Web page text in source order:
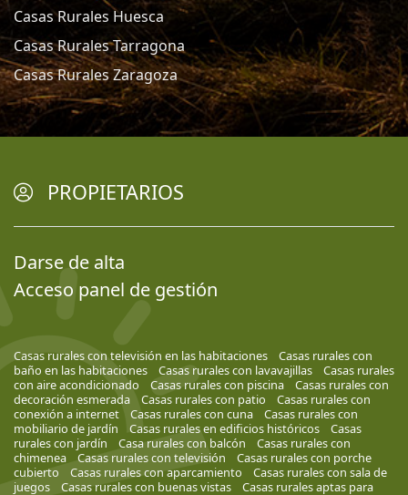
Casas Rurales Huesca
Casas Rurales Tarragona
Casas Rurales Zaragoza
PROPIETARIOS
Darse de alta
Acceso panel de gestión
Casas rurales con televisión en las habitaciones
Casas rurales con
baño en las habitaciones
Casas rurales con lavavajillas
Casas rurales
con aire acondicionado
Casas rurales con piscina
Casas rurales con
decoración esmerada
Casas rurales con patio
Casas rurales con
conexión a internet
Casas rurales con cuna
Casas rurales con
mobiliario de jardín
Casas rurales en edificios históricos
Casas
rurales con jardín
Casa rurales con balcón
Casas rurales con
chimenea
Casas rurales con televisión
Casas rurales con porche
cubierto
Casas rurales con aparcamiento
Casas rurales con sala de
juegos
Casas rurales con buenas vistas
Casas rurales aptas para